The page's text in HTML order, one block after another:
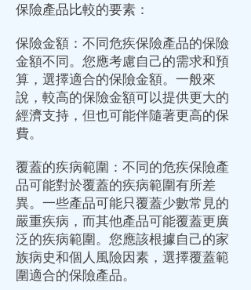
保險產品比較的要素：
保險金額：不同危疾保險產品的保險
金額不同。您應考慮自己的需求和預
算，選擇適合的保險金額。一般來
說，較高的保險金額可以提供更大的
經濟支持，但也可能伴隨著更高的保
費。
覆蓋的疾病範圍：不同的危疾保險產
品可能對於覆蓋的疾病範圍有所差
異。一些產品可能只覆蓋少數常見的
嚴重疾病，而其他產品可能覆蓋更廣
泛的疾病範圍。您應該根據自己的家
族病史和個人風險因素，選擇覆蓋範
圍適合的保險產品。